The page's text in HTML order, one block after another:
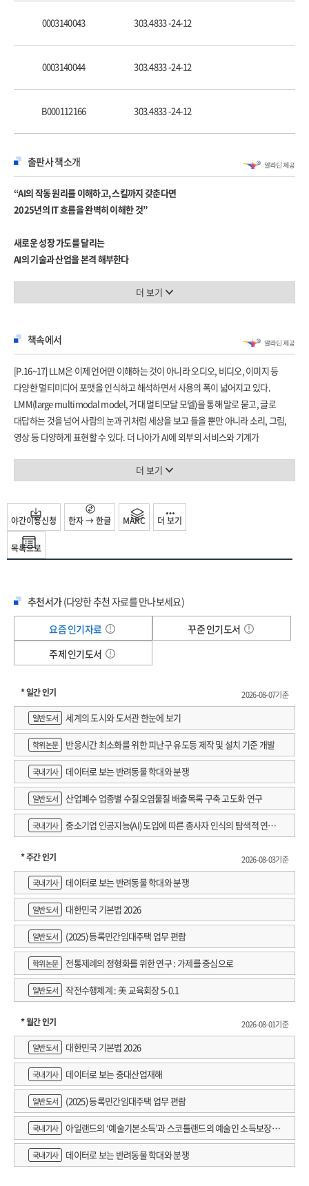
‘차세대 디바이스’ 세 번째 인터넷 사용자 경험을 주도하다
‘AI 솔루션’ 새로운 비즈니스의 기회
‘데이터’ AI의 품질을 결정하다
‘딥페이크’ AI로 인한 사회적 고민
LLM의 다변화, LMM의 확장, LAM의 대두
‘LMM 전략’ 눈과 귀가 달린 AI로 진화하다
‘LAM 혁신’ 다변화를 넘어 확장으로, 진화를 넘어 초진화로
AI 시장을 둘러싼 경쟁 구도
‘AI 전쟁’ 오픈AI, 구글, 애플, 마이크로소프트
‘애플 인텔리전스’ AI 생태계를 조성하는 애플
‘AI의 초지능화’ 클라우드를 벗어나 스마트폰 속으로
‘AI 스마트폰’ 변환, 압축, 확장의 생성형 AI
‘AI 에이전트’ AI를 삼키다
산업용 로봇과 일상 속 휴머노이드 로봇
‘산업용 로봇’ AI와 로봇 기술의 융합
‘휴머노이드 로봇’ 로봇의 생명은 챗GPT?
‘로봇과 노동시장’ 인간에게 내려진 도전 과제
신산업혁명의 마중물, 생성형 AI
‘신산업혁명’ 세 번째 세상 속 기술의 특이점
‘클라우드’ 초거대 AI를 품고 날다
‘AI 인프라’ 점점 커지는 역할과 중요성
AI 기반의 생태계와 기술의 다변화
‘AI 플랫폼’ 웹, 모바일에 이어 세상을 뒤흔들다
‘메타버스와 NFT’ AI와의 시너지는 언제쯤일까
‘양자 컴퓨터’ 더욱 고도화될 AI
‘기업 디지털 트랜스포메이션’ 지난 5년 돌아보기
‘기업 AIX 전략’ 생성형 AI로 만들다
‘RPA와 AI 팀원’ AI의 업무 효율화
PART 4. AI 혁명, 정부와 개인의 대처
도구와 플랫폼을 바꾼 인터넷 서비스
‘원 프롬프트, 멀티 액션’ 시간 낭비 없는 인터넷 환경
‘검색창에서 대화창으로’ 검색과 결과의 영역을 넓히다
‘사람 대신 AI’ API와 자동화 서비스
AI의 양면성, 두려움과 희망의 경계
‘AI 디스토피아’ AI의 장단점과 사회적 책임
‘AI 유토피아’ 올바르게 사용할 때 비로소 혁신이다
‘AI의 본질’ 새 시대의 새로운 법
AI 시대, 개인의 대처와 정부의 역할
‘AI와 일터’ 인간의 일을 돕는 AI
‘AI와 노동시장’ AI의 고도화와 일자리 위협
‘AI와 교육’ 함께 커가는 시대, 목적이 아닌 수단으로
부록. AI 트렌드 2025, 묻고 답하다
IT 혁명이 지속되는 2024년
① AI는 쿠팡을 어떻게 바꿀까?
② AI폰은 어떤 가치를 제공하나?
③ 엔비디아는 계속 승승장구할까?
④ 삼성전자는 AI에 어떻게 대응하고 있나?
⑤ 메타의 AI 전략은 무엇일까?
⑥ AI는 검색 서비스를 무너뜨릴까?
0003140043 303.4833 -24-12
0003140044 303.4833 -24-12
B000112166 303.4833 -24-12
출판사 책소개
“AI의 작동 원리를 이해하고, 스킬까지 갖춘다면
2025년의 IT 흐름을 완벽히 이해한 것”
새로운 성장 가도를 달리는
AI의 기술과 산업을 본격 해부한다
★★★ 《트렌드 코리아》 김난도 교수,
향후 AI를 비롯한 IT 기술의 트렌드는 물론이고,
근미래 산업과 소비의 지형을 제대로 파악하고자 하는 독자라면 읽지 않을 수 없는
책이다.
― 김난도, 서울대 소비자학과 교수, 《트렌드 코리아》 시리즈 대표 저자
해마다 내놓는 IT 트렌드의 새 시리즈 《IT 트렌드 2025》가 나왔다.
그가 가장 잘하는 일을 몹시 깔끔하게 해냈다. 성실함에 경의를 표한다.
― 박태웅, 한빛미디어 의장
이해와 준비가 필요하다. AI 기술은 챗GPT가 본격적으로 보급된 2023년부터 빠른
속도로 변화하며 그 영향력도 덩달아 높아졌다. 이에 IT 테크라이터이자 ICT 분야
전문가 김지현 작가는 2025년을 ‘AI 발전의 시기’로 정의하고 주요 키워드 10개를
뽑아 미래를 대비하고, AI 트렌드에 대한 재미있고 심도 있는 질문으로 인공지능
에서는 IT 기술과 산업의 흐름을 파악하고 개인, 기업, 정부 등이 꼭 알아야 할
실질적인 가치와 전망을 담았다. 책에서 제시하는 개인이 갖춰야 할 IT 지식, 기업이
만들어야 할 비즈니스 모델, 정부가 실행해야 할 역할을 따라가면 AI 시대에
앞서나가는 돌파구를 찾을 수 있을 것이다. 이 책은 AI 시대의 새로운 지침서로서
통찰력을 제공하고, 독자가 AI와 IT 기술의 발전에 잘 대비할 수 있도록 도울 것이다.
“AI 산업과 기술은 계속 성장한다”
AI가 가져올 변화는 우리 미래에 기회
기술, 산업, 비즈니스 모델,
금융, 문화, 생활을 가로지르는 AI 혁신
2025년은 더 나은 미래를 위한
인공지능 전환의 골든타임
2024년의 IT 산업은 2023년에 이어 매우 빠른 속도로 발전하며 기술과 시장 모두에
큰 변화를 주었다. LMM에 이은 LAM과 LMM의 부상, AI의 품질을 결정하는
데이터의 발전, 임바디드 AI와 휴머노이드 로봇, 차세대 디바이스 등의 미래를
밝히고 있고, 클라우드, AI 데이터 센터 등의 기술도 여전히 우상향 곡선을 그리고
있다. 2025년은 기술과 산업, 대중 할 것 없이 AI의 발전에 집중해야 한다. 지난 몇
년간 AI에 대한 막대한 투자가 이어졌기에 본격적으로 수익을 검증해야 하는 한
해가 될 것이다. AI 모델이나 인프라는 물론이고, 새로운 가치를 창출하는 AI 산업
솔루션, 우리 삶에서 흔히 사용하는 모바일과 인터넷 소프트웨어에 AI를 접목하는
시도도 늘 것이다. 이에 본격적으로 AI 시대를 개막하는 한 해로 삼아야 한다. 이를
성공적으로 이끌기 위해서는 AI 리터러시를 갖추고 기술을 오남용하지 않고 잘
활용하는 지식과 문화가 필요하다.
2025년 IT 트렌드 10대 키워드
“AI가 이끄는 한 해”
AI 생태계의 확장,
특이점을 넘어 초진화 시대가 온다
✱ ‘생성형 AI’ 앱으로 스며들다
챗GPT 이후의 세계는 마치 2010년대의 모바일 붐을 연상시킨다. 챗GPT라는
더 보기
책속에서
[P.16~17] LLM은 이제 언어만 이해하는 것이 아니라 오디오, 비디오, 이미지 등
다양한 멀티미디어 포맷을 인식하고 해석하면서 사용의 폭이 넓어지고 있다.
LMM(large multimodal model, 거대 멀티모달 모델)을 통해 말로 묻고, 글로
대답하는 것을 넘어 사람의 눈과 귀처럼 세상을 보고 들을 뿐만 아니라 소리, 그림,
영상 등 다양하게 표현할 수 있다. 더 나아가 AI에 외부의 서비스와 기계가
[P. 67] 그렇다면 2025년의 떠오르는 IT 산업 주력 트렌드는 무엇일까? 바로 이런 AI
시작하면서 용산에 방문하는 사람이 늘고 주변 식당과 컴퓨터 학원, 고장 수리 업체,
전문서적 출판사의 매출이 먼저 상승한 것과 비슷하다. 이처럼 AI 서비스가
급부상하려면 서비스 개발과 운영에 필요한 솔루션이 필요하다. AI 인프라가
하드웨어, 네트워크 등의 물리적 실체를 가진 것이라면, AI 솔루션은 소프트웨어
[P. 79] 팬데믹 기간에 많은 기업이 비대면 고객 서비스를 강화하고 협업 툴을
전사적으로 도입했으며, 클라우드 전환도 가속화했다. 그러나 엔데믹으로의 전환은
팬데믹 기간 중 경험하고 투자한 디지털 전환의 효과를 유지하면서도 기존 사업과
운영 방식의 효율성을 회복해야 하는 새로운 과제를 부여했다. 일례로 생성형 AI는
자동 번역과 통역 그리고 실제 문서를 작성하고 코드를 생성하는 등 반복적이고
시간 소모적인 업무의 자동화를 통해 효율과 효과 모두를 챙기며 개선한다.
더 보기
목록으로
야간이용신청 한자 → 한글 MARC 더 보기
추천서가(다양한 추천 자료를 만나보세요)
요즘 인기자료
꾸준 인기도서
주제 인기도서
* 일간 인기
2026-08-07기준
일반도서
세계의 도시와 도서관 한눈에 보기
학위논문 반응시간 최소화를 위한 피난구 유도등 제작 및 설치 기준 개발
국내기사 데이터로 보는 반려동물 학대와 분쟁
일반도서 산업폐수 업종별 수질오염물질 배출목록 구축 고도화 연구
국내기사
중소기업 인공지능(AI) 도입에 따른 종사자 인식의 탐색적 연구 :
* 주간 인기
2026-08-03기준
국내기사
데이터로 보는 반려동물 학대와 분쟁
일반도서 대한민국 기본법 2026
일반도서 (2025) 등록민간임대주택 업무 편람
학위논문 전통제례의 정형화를 위한 연구 : 가제를 중심으로
일반도서 작전수행체계 : 美 교육회장 5-0.1
* 월간 인기
2026-08-01기준
일반도서
대한민국 기본법 2026
국내기사 데이터로 보는 중대산업재해
일반도서 (2025) 등록민간임대주택 업무 편람
국내기사
아일랜드의 ‘예술기본소득’과 스코틀랜드의 예술인 소득보장정
책 논의
국내기사 데이터로 보는 반려동물 학대와 분쟁